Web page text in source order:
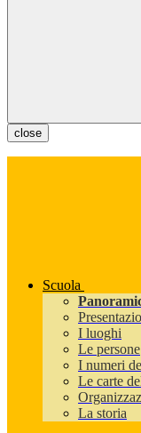
close
Scuola
I luoghi
Le persone
I numeri
Le carte
La storia